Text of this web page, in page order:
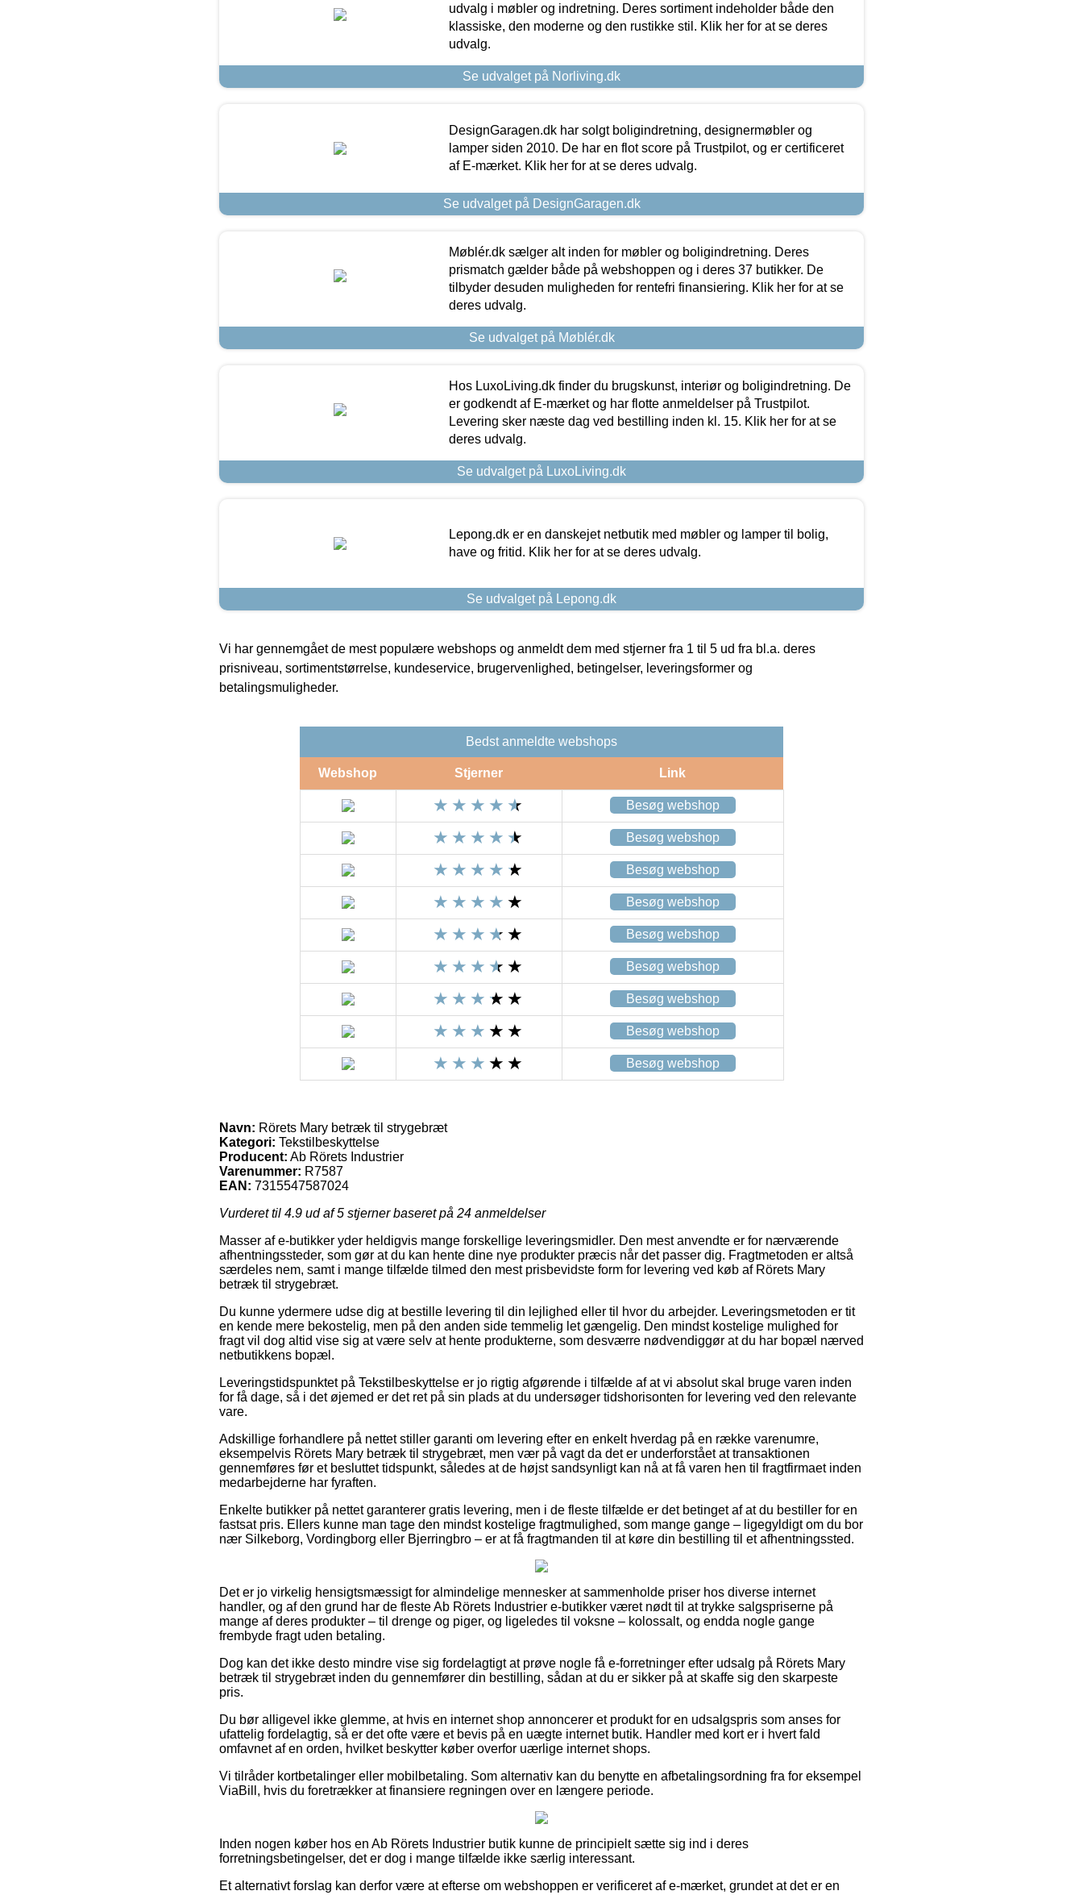
udvalg i møbler og indretning. Deres sortiment indeholder både den
klassiske, den moderne og den rustikke stil. Klik her for at se deres
udvalg.
Se udvalget på Norliving.dk
DesignGaragen.dk har solgt boligindretning, designermøbler og
lamper siden 2010. De har en flot score på Trustpilot, og er certificeret
af E-mærket. Klik her for at se deres udvalg.
Se udvalget på DesignGaragen.dk
Møblér.dk sælger alt inden for møbler og boligindretning. Deres
prismatch gælder både på webshoppen og i deres 37 butikker. De
tilbyder desuden muligheden for rentefri finansiering. Klik her for at se
deres udvalg.
Se udvalget på Møblér.dk
Hos LuxoLiving.dk finder du brugskunst, interiør og boligindretning. De
er godkendt af E-mærket og har flotte anmeldelser på Trustpilot.
Levering sker næste dag ved bestilling inden kl. 15. Klik her for at se
deres udvalg.
Se udvalget på LuxoLiving.dk
Lepong.dk er en danskejet netbutik med møbler og lamper til bolig,
have og fritid. Klik her for at se deres udvalg.
Se udvalget på Lepong.dk
Vi har gennemgået de mest populære webshops og anmeldt dem med stjerner fra 1 til 5 ud fra bl.a. deres
prisniveau, sortimentstørrelse, kundeservice, brugervenlighed, betingelser, leveringsformer og
betalingsmuligheder.
Bedst anmeldte webshops
Webshop Stjerner Link
Besøg webshop
Besøg webshop
Besøg webshop
Besøg webshop
Besøg webshop
Besøg webshop
Besøg webshop
Besøg webshop
Besøg webshop
Navn: Rörets Mary betræk til strygebræt
Kategori: Tekstilbeskyttelse
Producent: Ab Rörets Industrier
Varenummer: R7587
EAN: 7315547587024
Vurderet til 4.9 ud af 5 stjerner baseret på 24 anmeldelser
Masser af e-butikker yder heldigvis mange forskellige leveringsmidler. Den mest anvendte er for nærværende
afhentningssteder, som gør at du kan hente dine nye produkter præcis når det passer dig. Fragtmetoden er altså
særdeles nem, samt i mange tilfælde tilmed den mest prisbevidste form for levering ved køb af Rörets Mary
betræk til strygebræt.
Du kunne ydermere udse dig at bestille levering til din lejlighed eller til hvor du arbejder. Leveringsmetoden er tit
en kende mere bekostelig, men på den anden side temmelig let gængelig. Den mindst kostelige mulighed for
fragt vil dog altid vise sig at være selv at hente produkterne, som desværre nødvendiggør at du har bopæl nærved
netbutikkens bopæl.
Leveringstidspunktet på Tekstilbeskyttelse er jo rigtig afgørende i tilfælde af at vi absolut skal bruge varen inden
for få dage, så i det øjemed er det ret på sin plads at du undersøger tidshorisonten for levering ved den relevante
vare.
Adskillige forhandlere på nettet stiller garanti om levering efter en enkelt hverdag på en række varenumre,
eksempelvis Rörets Mary betræk til strygebræt, men vær på vagt da det er underforstået at transaktionen
gennemføres før et besluttet tidspunkt, således at de højst sandsynligt kan nå at få varen hen til fragtfirmaet inden
medarbejderne har fyraften.
Enkelte butikker på nettet garanterer gratis levering, men i de fleste tilfælde er det betinget af at du bestiller for en
fastsat pris. Ellers kunne man tage den mindst kostelige fragtmulighed, som mange gange – ligegyldigt om du bor
nær Silkeborg, Vordingborg eller Bjerringbro – er at få fragtmanden til at køre din bestilling til et afhentningssted.
Det er jo virkelig hensigtsmæssigt for almindelige mennesker at sammenholde priser hos diverse internet
handler, og af den grund har de fleste Ab Rörets Industrier e-butikker været nødt til at trykke salgspriserne på
mange af deres produkter – til drenge og piger, og ligeledes til voksne – kolossalt, og endda nogle gange
frembyde fragt uden betaling.
Dog kan det ikke desto mindre vise sig fordelagtigt at prøve nogle få e-forretninger efter udsalg på Rörets Mary
betræk til strygebræt inden du gennemfører din bestilling, sådan at du er sikker på at skaffe sig den skarpeste
pris.
Du bør alligevel ikke glemme, at hvis en internet shop annoncerer et produkt for en udsalgspris som anses for
ufattelig fordelagtig, så er det ofte være et bevis på en uægte internet butik. Handler med kort er i hvert fald
omfavnet af en orden, hvilket beskytter køber overfor uærlige internet shops.
Vi tilråder kortbetalinger eller mobilbetaling. Som alternativ kan du benytte en afbetalingsordning fra for eksempel
ViaBill, hvis du foretrækker at finansiere regningen over en længere periode.
Inden nogen køber hos en Ab Rörets Industrier butik kunne de principielt sætte sig ind i deres
forretningsbetingelser, det er dog i mange tilfælde ikke særlig interessant.
Et alternativt forslag kan derfor være at efterse om webshoppen er verificeret af e-mærket, grundet at det er en